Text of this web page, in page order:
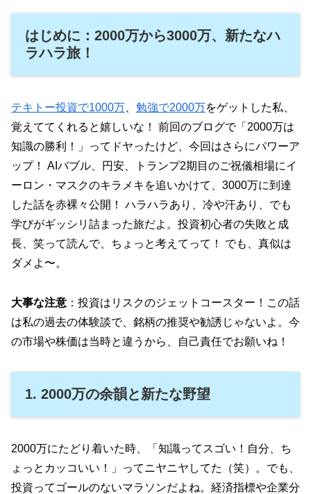
はじめに：2000万から3000万、新たなハ
ラハラ旅！
テキトー投資で1000万 勉強で2000万をゲットした私、
覚えててくれると嬉しいな！ 前回のブログで「2000万は
知識の勝利！」ってドヤったけど、今回はさらにパワーア
ップ！ AIバブル、円安、トランプ2期目のご祝儀相場にイ
ーロン・マスクのキラメキを追いかけて、3000万に到達
した話を赤裸々公開！ ハラハラあり、冷や汗あり、でも
学びがギッシリ詰まった旅だよ。投資初心者の失敗と成
長、笑って読んで、ちょっと考えてって！ でも、真似は
ダメよ〜。
大事な注意 ：投資はリスクのジェットコースター！この話
は私の過去の体験談で、銘柄の推奨や勧誘じゃないよ。今
の市場や株価は当時と違うから、自己責任でお願いね！
1. 2000万の余韻と新たな野望
2000万にたどり着いた時、「知識ってスゴい！自分、ち
ょっとカッコいい！」ってニヤニヤしてた（笑）。でも、
投資ってゴールのないマラソンだよね。経済指標や企業分